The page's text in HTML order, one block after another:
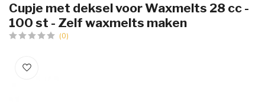
Cupje met deksel voor Waxmelts 28 cc -
100 st - Zelf waxmelts maken
(0)